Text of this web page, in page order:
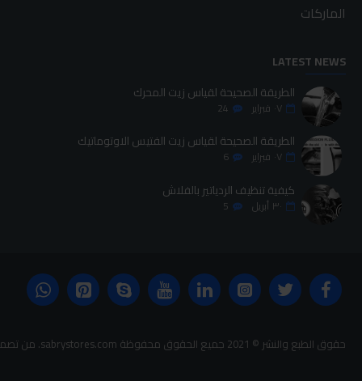
الماركات
LATEST NEWS
الطريقة الصحيحة لقياس زيت المحرك
٠٧ فبراير 24
الطريقة الصحيحة لقياس زيت الفتيس الاوتوماتيك
٠٧ فبراير 6
كيفية تنظيف الردياتير بالفلاش
٣٠ أبريل 5
حقوق الطبع والنشر © 2021 جميع الحقوق محفوظة sabrystores.com. من تصميم-